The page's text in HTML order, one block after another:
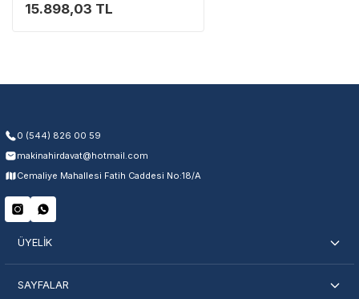
Garanti Kapsamı
Servisi Nasıl Bulurum?
15.898,03 TL
0 (544) 826 00 59
makinahirdavat@hotmail.com
Cemaliye Mahallesi Fatih Caddesi No:18/A
ÜYELİK
SAYFALAR